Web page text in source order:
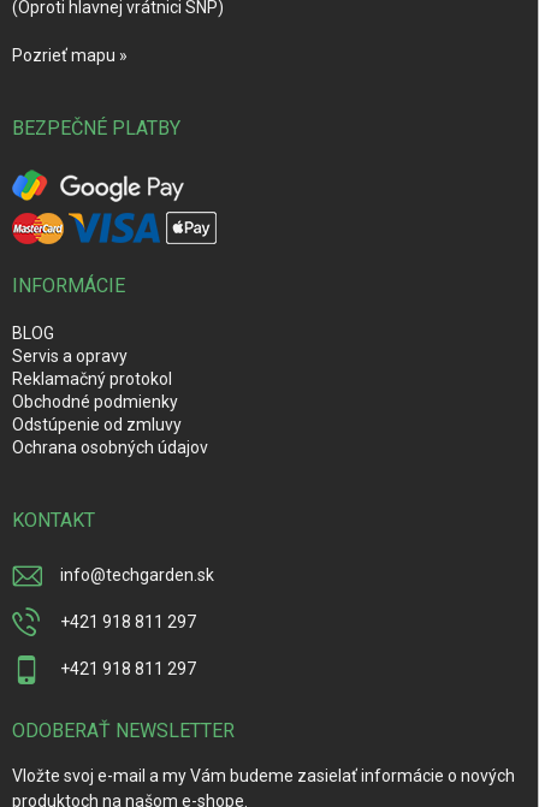
(Oproti hlavnej vrátnici SNP)
Pozrieť mapu »
BEZPEČNÉ PLATBY
INFORMÁCIE
BLOG
Servis a opravy
Reklamačný protokol
Obchodné podmienky
Odstúpenie od zmluvy
Ochrana osobných údajov
KONTAKT
info@techgarden.sk
+421 918 811 297
+421 918 811 297
ODOBERAŤ NEWSLETTER
Vložte svoj e-mail a my Vám budeme zasielať informácie o nových
produktoch na našom e-shope.